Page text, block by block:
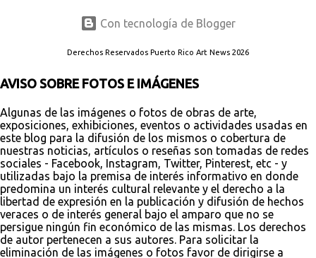
Con tecnología de Blogger
Derechos Reservados Puerto Rico Art News 2026
AVISO SOBRE FOTOS E IMÁGENES
Algunas de las imágenes o fotos de obras de arte,
exposiciones, exhibiciones, eventos o actividades usadas en
este blog para la difusión de los mismos o cobertura de
nuestras noticias, artículos o reseñas son tomadas de redes
sociales - Facebook, Instagram, Twitter, Pinterest, etc - y
utilizadas bajo la premisa de interés informativo en donde
predomina un interés cultural relevante y el derecho a la
libertad de expresión en la publicación y difusión de hechos
veraces o de interés general bajo el amparo que no se
persigue ningún fin económico de las mismas. Los derechos
de autor pertenecen a sus autores. Para solicitar la
eliminación de las imágenes o fotos favor de dirigirse a